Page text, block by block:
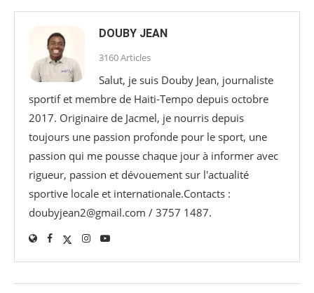
DOUBY JEAN
3160 Articles
Salut, je suis Douby Jean, journaliste
sportif et membre de Haiti-Tempo depuis octobre
2017. Originaire de Jacmel, je nourris depuis
toujours une passion profonde pour le sport, une
passion qui me pousse chaque jour à informer avec
rigueur, passion et dévouement sur l'actualité
sportive locale et internationale.Contacts :
doubyjean2@gmail.com / 3757 1487.